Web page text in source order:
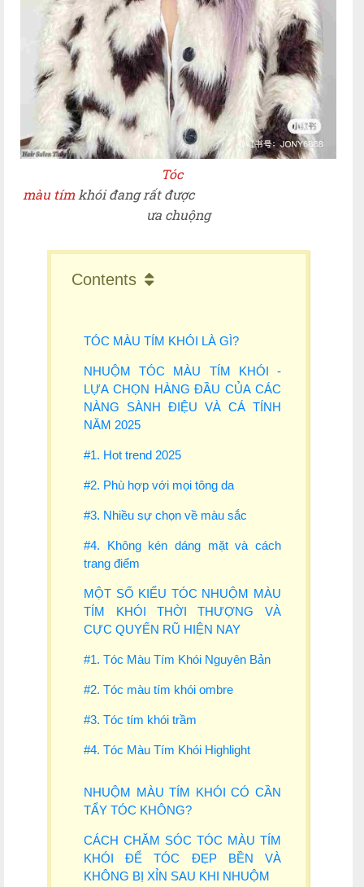
Tóc
màu tím khói đang rất được
ưa chuộng
Contents
TÓC MÀU TÍM KHÓI LÀ GÌ?
NHUỘM TÓC MÀU TÍM KHÓI -
LỰA CHỌN HÀNG ĐẦU CỦA CÁC
NÀNG SÀNH ĐIỆU VÀ CÁ TÍNH
NĂM 2025
#1. Hot trend 2025
#2. Phù hợp với mọi tông da
#3. Nhiều sự chọn về màu sắc
#4. Không kén dáng mặt và cách
trang điểm
MỘT SỐ KIỂU TÓC NHUỘM MÀU
TÍM KHÓI THỜI THƯỢNG VÀ
CỰC QUYẾN RŨ HIỆN NAY
#1. Tóc Màu Tím Khói Nguyên Bản
#2. Tóc màu tím khói ombre
#3. Tóc tím khói trầm
#4. Tóc Màu Tím Khói Highlight
NHUỘM MÀU TÍM KHÓI CÓ CẦN
TẨY TÓC KHÔNG?
CÁCH CHĂM SÓC TÓC MÀU TÍM
KHÓI ĐỂ TÓC ĐẸP BỀN VÀ
KHÔNG BỊ XỈN SAU KHI NHUỘM